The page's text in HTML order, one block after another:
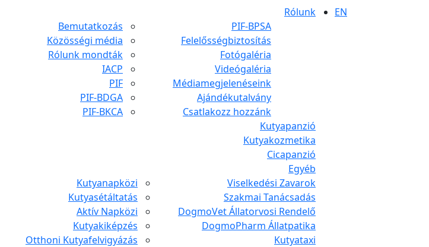
EN
Rólunk
Bemutatkozás
Közösségi média
Rólunk mondták
IACP
PIF
PIF-BDGA
PIF-BKCA
PIF-BPSA
Felelősségbiztosítás
Fotógaléria
Videógaléria
Médiamegjelenéseink
Ajándékutalvány
Csatlakozz hozzánk
Kutyapanzió
Kutyakozmetika
Cicapanzió
Egyéb
Kutyanapközi
Kutyasétáltatás
Aktív Napközi
Kutyakiképzés
Otthoni Kutyafelvigyázás
Viselkedési Zavarok
Szakmai Tanácsadás
DogmoVet Állatorvosi Rendelő
DogmoPharm Állatpatika
Kutyataxi